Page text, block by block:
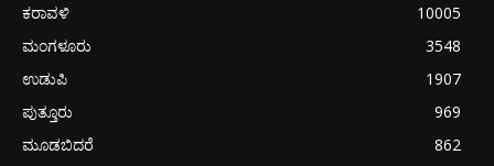
ಕರಾವಳಿ
10005
ಮಂಗಳೂರು
3548
ಉಡುಪಿ
1907
ಪುತ್ತೂರು
969
ಮೂಡಬಿದರೆ
862